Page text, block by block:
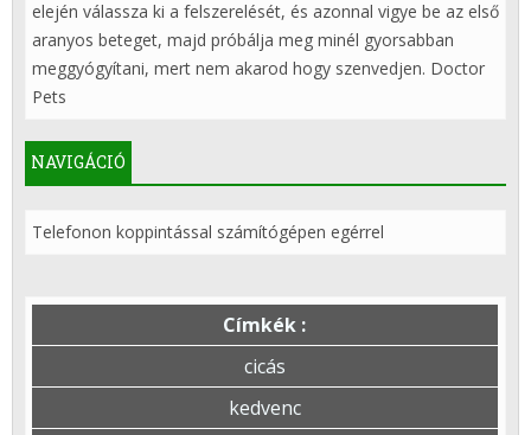
elején válassza ki a felszerelését, és azonnal vigye be az első
aranyos beteget, majd próbálja meg minél gyorsabban
meggyógyítani, mert nem akarod hogy szenvedjen. Doctor
Pets
NAVIGÁCIÓ
Telefonon koppintással számítógépen egérrel
Címkék :
cicás
kedvenc